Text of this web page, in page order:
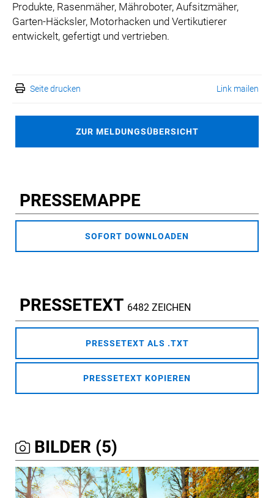
Produkte, Rasenmäher, Mähroboter, Aufsitzmäher,
Garten-Häcksler, Motorhacken und Vertikutierer
entwickelt, gefertigt und vertrieben.
Seite drucken Link mailen
ZUR MELDUNGSÜBERSICHT
PRESSEMAPPE
SOFORT DOWNLOADEN
PRESSETEXT 6482 ZEICHEN
PRESSETEXT ALS .TXT
PRESSETEXT KOPIEREN
BILDER (5)